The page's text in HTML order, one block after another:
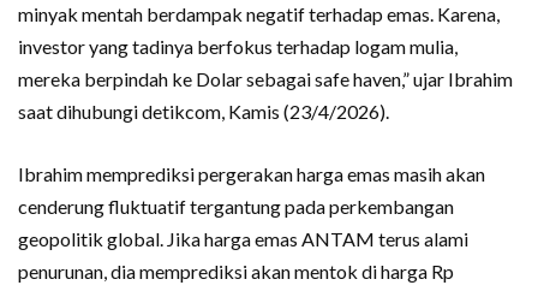
minyak mentah berdampak negatif terhadap emas. Karena,
investor yang tadinya berfokus terhadap logam mulia,
mereka berpindah ke Dolar sebagai safe haven,” ujar Ibrahim
saat dihubungi detikcom, Kamis (23/4/2026).
Ibrahim memprediksi pergerakan harga emas masih akan
cenderung fluktuatif tergantung pada perkembangan
geopolitik global. Jika harga emas ANTAM terus alami
penurunan, dia memprediksi akan mentok di harga Rp